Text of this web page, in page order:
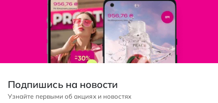
Подпишись на новости
Узнайте первыми об акциях и новостях